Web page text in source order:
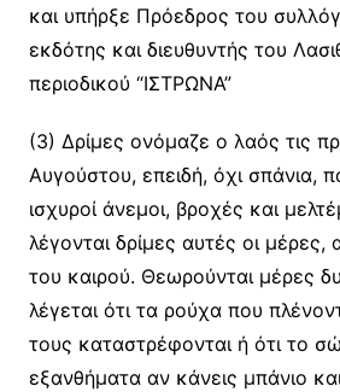
και υπήρξε Πρόεδρος του
εκδότης και διευθυντής του
περιοδικού “ΙΣΤΡΩΝΑ”
(3) Δρίμες ονόμαζε ο λαός τις
Αυγούστου, επειδή, όχι σπάνια,
ισχυροί άνεμοι, βροχές και
λέγονται δρίμες αυτές οι μέρες,
του καιρού. Θεωρούνται μέρες
λέγεται ότι τα ρούχα που
τους καταστρέφονται ή ότι το
εξανθήματα αν κάνεις μπάνιο